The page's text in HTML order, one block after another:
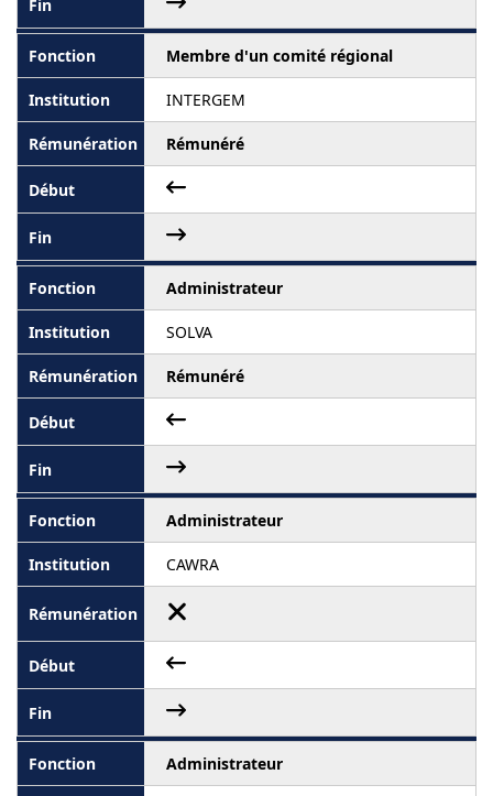
Membre d'un comité régional
INTERGEM
Rémunéré
Administrateur
SOLVA
Rémunéré
Administrateur
CAWRA
Administrateur